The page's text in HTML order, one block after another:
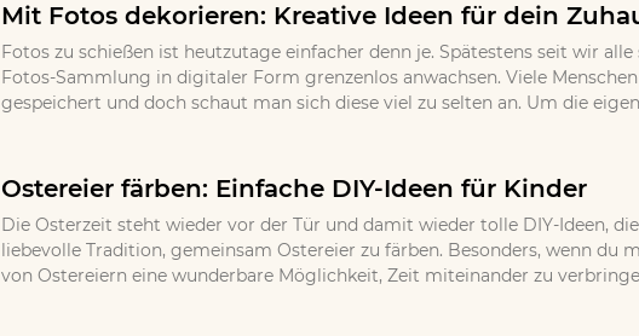
Mit Fotos dekorieren: Kreative Ideen für dein
Fotos zu schießen ist heutzutage einfacher denn je. Spätestens seit wir
Fotos-Sammlung in digitaler Form grenzenlos anwachsen. Viele
gespeichert und doch schaut man sich diese viel zu selten an. Um die
Ostereier färben: Einfache DIY-Ideen für Kinder
Die Osterzeit steht wieder vor der Tür und damit wieder tolle DIY-Ideen,
liebevolle Tradition, gemeinsam Ostereier zu färben. Besonders, wenn
von Ostereiern eine wunderbare Möglichkeit, Zeit miteinander zu